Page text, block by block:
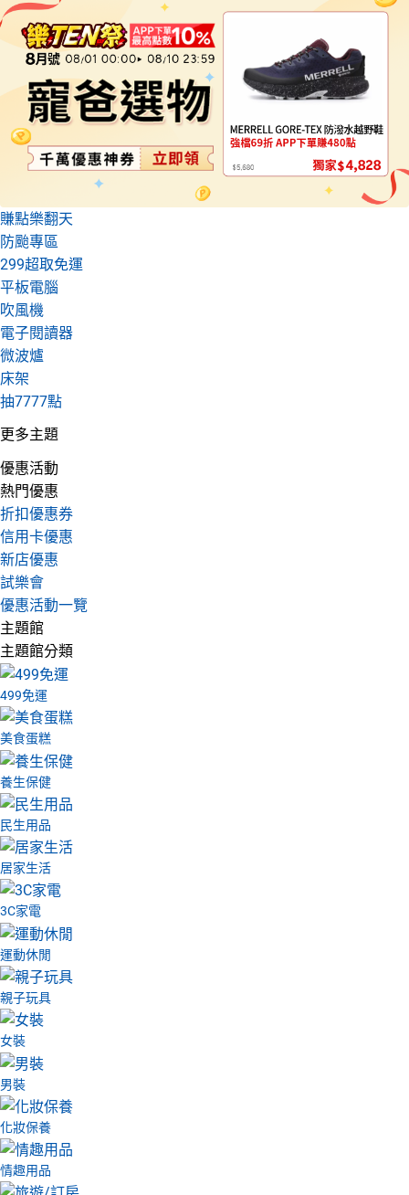
賺點樂翻天
防颱專區
299超取免運
平板電腦
吹風機
電子閱讀器
微波爐
床架
抽7777點
更多主題
優惠活動
熱門優惠
折扣優惠券
信用卡優惠
新店優惠
試樂會
優惠活動一覽
主題館
主題館分類
499免運
美食蛋糕
養生保健
民生用品
居家生活
3C家電
運動休閒
親子玩具
女裝
男裝
化妝保養
情趣用品